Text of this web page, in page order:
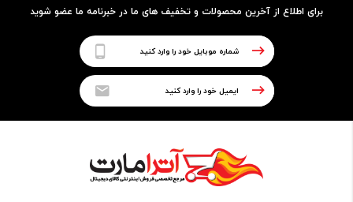
برای اطلاع از آخرین محصولات و تخفیف های ما در خبرنامه ما عضو شوید